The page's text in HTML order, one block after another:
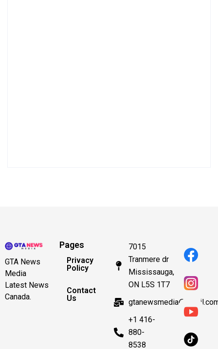
GTA News
Media
Latest News
Canada.
Pages
Privacy
Policy
Contact
Us
7015
Tranmere dr
Mississauga,
ON L5S 1T7
+1 416-
880-
8538